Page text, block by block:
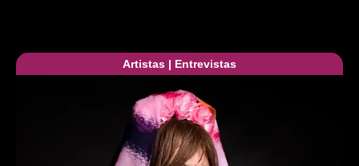
Artistas | Entrevistas